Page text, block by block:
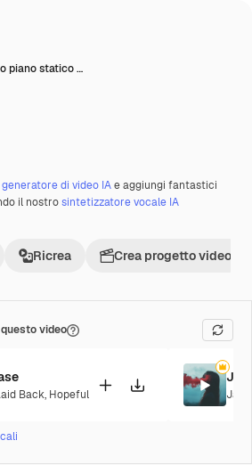
piano statico …
generatore di video IAe aggiungi fantastici
il nostrosintetizzatore vocale IA
Ricrea Crea progetto video
video
Back, Hopeful Jazz